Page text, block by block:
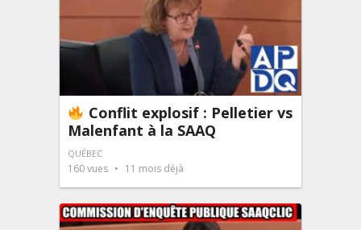
Conflit explosif : Pelletier vs
Malenfant à la SAAQ
QUÉBEC
160vues 11 mois déjà